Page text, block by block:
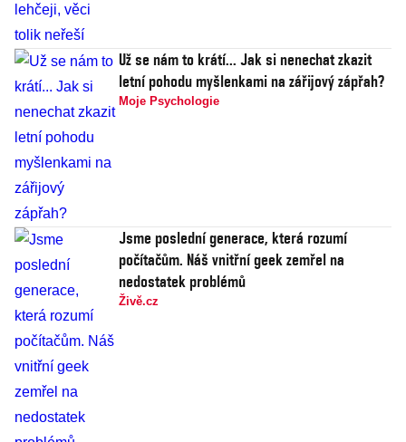
Už se nám to krátí... Jak si nenechat zkazit
letní pohodu myšlenkami na zářijový zápřah?
Moje Psychologie
Jsme poslední generace, která rozumí
počítačům. Náš vnitřní geek zemřel na
nedostatek problémů
Živě.cz